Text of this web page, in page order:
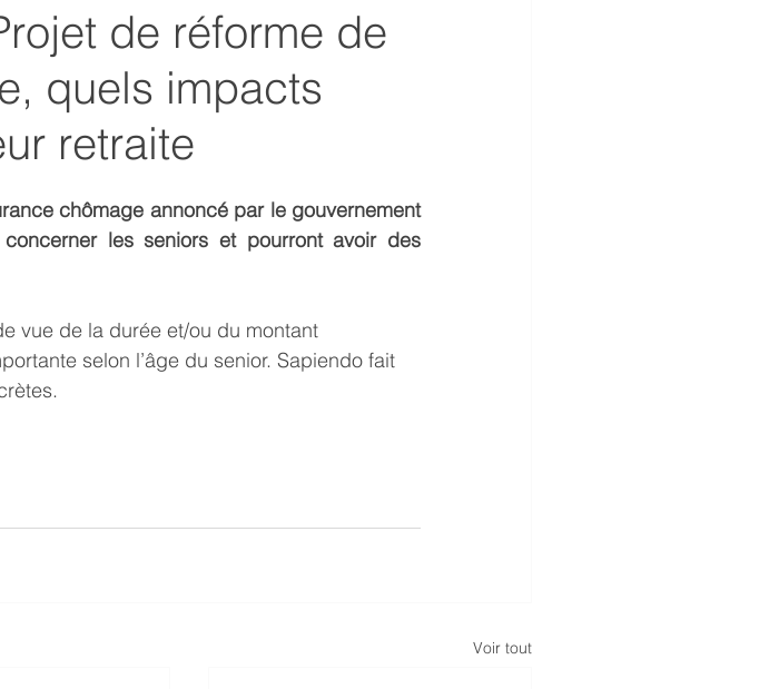
de réforme de
quels impacts
retraite
chômage annoncé par le gouvernement
les seniors et pourront avoir des
vue de la durée et/ou du montant
selon l’âge du senior. Sapiendo fait
Voir tout